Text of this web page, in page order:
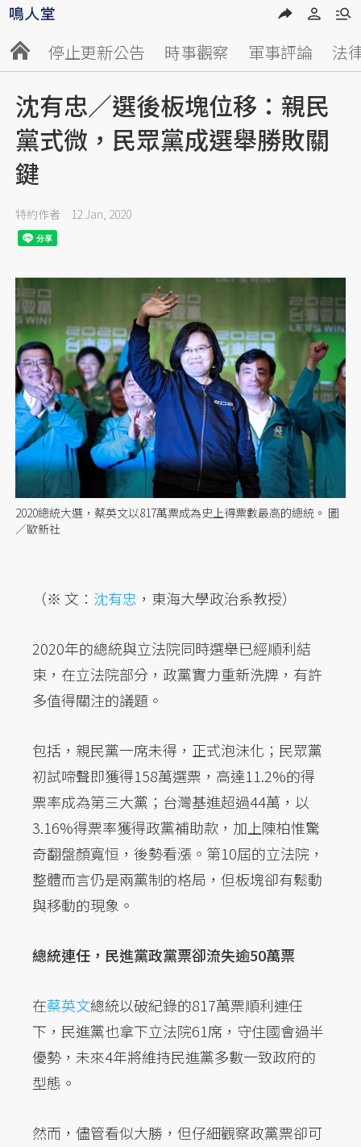
停止更新公告 時事觀察 軍事評論 法
沈有忠／選後板塊位移：親民
黨式微，民眾黨成選舉勝敗關
鍵
特約作者 12 Jan, 2020
2020總統大選，蔡英文以817萬票成為史上得票數最高的總統。 圖
／歐新社
（※ 文： 沈有忠 ，東海大學政治系教授）
2020年的總統與立法院同時選舉已經順利結
束，在立法院部分，政黨實力重新洗牌，有許
多值得關注的議題。
包括，親民黨一席未得，正式泡沫化；民眾黨
初試啼聲即獲得158萬選票，高達11.2%的得
票率成為第三大黨；台灣基進超過44萬，以
3.16%得票率獲得政黨補助款，加上陳柏惟驚
奇翻盤顏寬恒，後勢看漲。第10屆的立法院，
整體而言仍是兩黨制的格局，但板塊卻有鬆動
與移動的現象。
總統連任，民進黨政黨票卻流失逾50萬票
在蔡英文總統以破紀錄的817萬票順利連任
下，民進黨也拿下立法院61席，守住國會過半
優勢，未來4年將維持民進黨多數一致政府的
型態。
然而，儘管看似大勝，但仔細觀察政黨票卻可